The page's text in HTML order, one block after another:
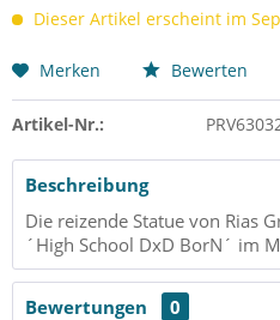
Dieser Artikel erscheint im
Merken Bewerten
Artikel-Nr.:
Beschreibung
Die reizende Statue von Rias
´High School DxD BorN´ im
Bewertungen
0